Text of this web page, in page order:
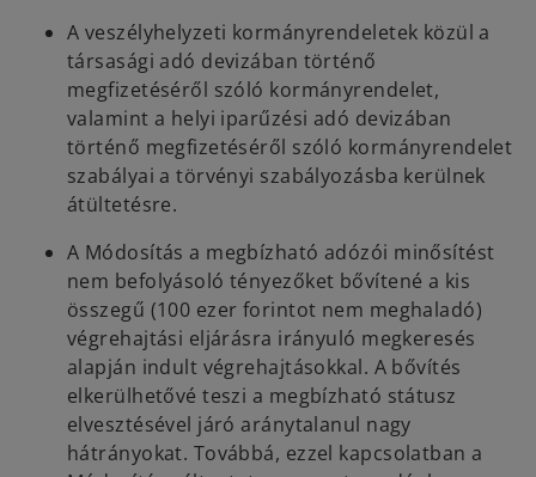
A veszélyhelyzeti kormányrendeletek közül a
társasági adó devizában történő
megfizetéséről szóló kormányrendelet,
valamint a helyi iparűzési adó devizában
történő megfizetéséről szóló kormányrendelet
szabályai a törvényi szabályozásba kerülnek
átültetésre.
A Módosítás a megbízható adózói minősítést
nem befolyásoló tényezőket bővítené a kis
összegű (100 ezer forintot nem meghaladó)
végrehajtási eljárásra irányuló megkeresés
alapján indult végrehajtásokkal. A bővítés
elkerülhetővé teszi a megbízható státusz
elvesztésével járó aránytalanul nagy
hátrányokat. Továbbá, ezzel kapcsolatban a